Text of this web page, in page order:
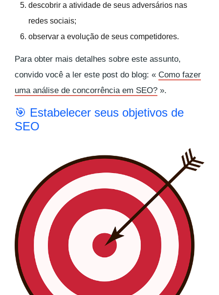
descobrir a atividade de seus adversários nas
redes sociais;
observar a evolução de seus competidores.
Para obter mais detalhes sobre este assunto,
convido você a ler este post do blog: « Como fazer
uma análise de concorrência em SEO? ».
🎯 Estabelecer seus objetivos de
SEO